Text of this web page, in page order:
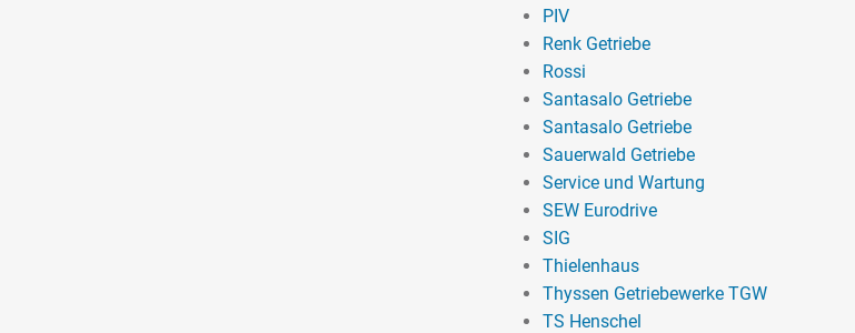
PIV
Renk Getriebe
Rossi
Santasalo Getriebe
Santasalo Getriebe
Sauerwald Getriebe
Service und Wartung
SEW Eurodrive
SIG
Thielenhaus
Thyssen Getriebewerke TGW
TS Henschel